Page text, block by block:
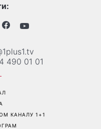
490 01 01
КАНАЛУ 1+1